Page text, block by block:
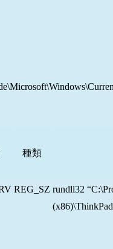
種類
REG_SZ rundll32